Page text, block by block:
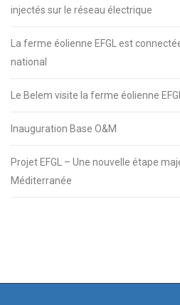
injectés sur le réseau électrique
La ferme éolienne EFGL est
national
Le Belem visite la ferme éolienne
Inauguration Base O&M
Projet EFGL – Une nouvelle étape
Méditerranée